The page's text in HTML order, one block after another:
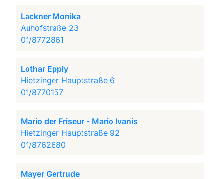
Lackner Monika
Auhofstraße 23
01/8772861
Lothar Epply
Hietzinger Hauptstraße 6
01/8770157
Mario der Friseur - Mario Ivanis
Hietzinger Hauptstraße 92
01/8762680
Mayer Gertrude